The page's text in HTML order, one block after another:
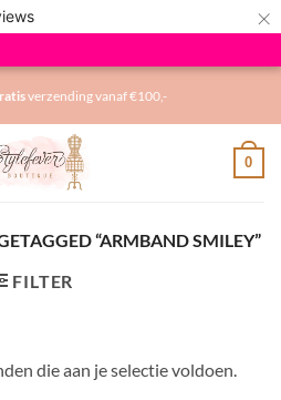
×
verzending vanaf €100,-
0
“ARMBAND SMILEY”
FILTER
die aan je selectie voldoen.